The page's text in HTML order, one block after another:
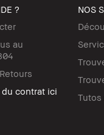
?
au
contrat ici
NOS
Tutos